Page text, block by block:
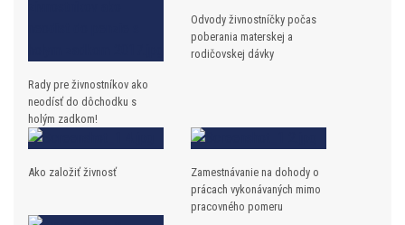
Rady pre živnostníkov ako
neodísť do dôchodku s
holým zadkom!
Odvody živnostníčky počas
poberania materskej a
rodičovskej dávky
Ako založiť živnosť
Zamestnávanie na dohody o
prácach vykonávaných mimo
pracovného pomeru